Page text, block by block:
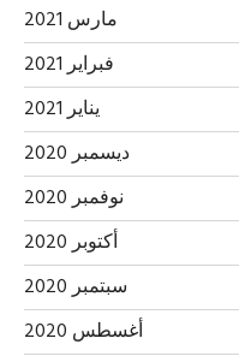
مارس 2021
فبراير 2021
يناير 2021
ديسمبر 2020
نوفمبر 2020
أكتوبر 2020
سبتمبر 2020
أغسطس 2020